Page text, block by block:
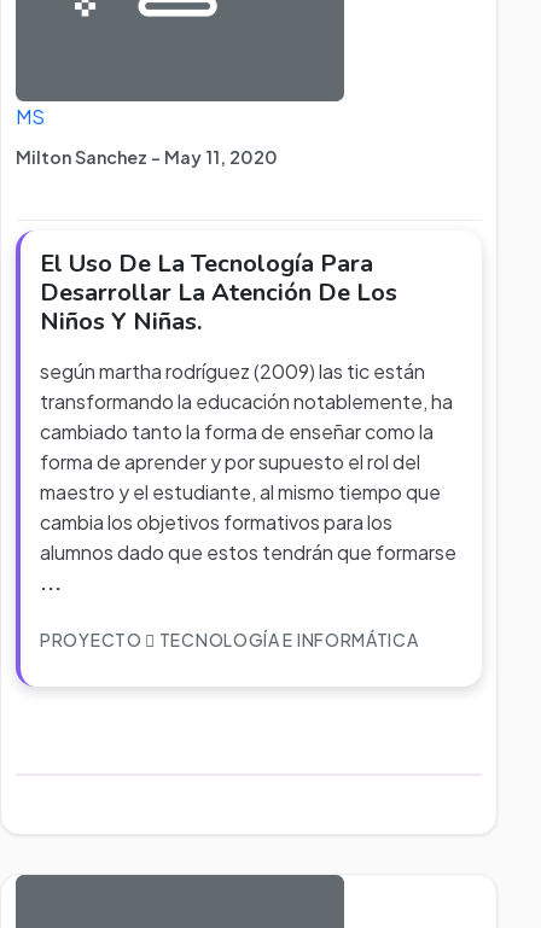
MS
Milton Sanchez - May 11, 2020
El Uso De La Tecnología Para
Desarrollar La Atención De Los
Niños Y Niñas.
según martha rodríguez (2009) las tic están
transformando la educación notablemente, ha
cambiado tanto la forma de enseñar como la
forma de aprender y por supuesto el rol del
maestro y el estudiante, al mismo tiempo que
cambia los objetivos formativos para los
alumnos dado que estos tendrán que formarse
...
PROYECTO TECNOLOGÍA E INFORMÁTICA